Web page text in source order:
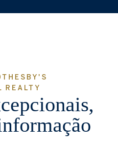
REALTY